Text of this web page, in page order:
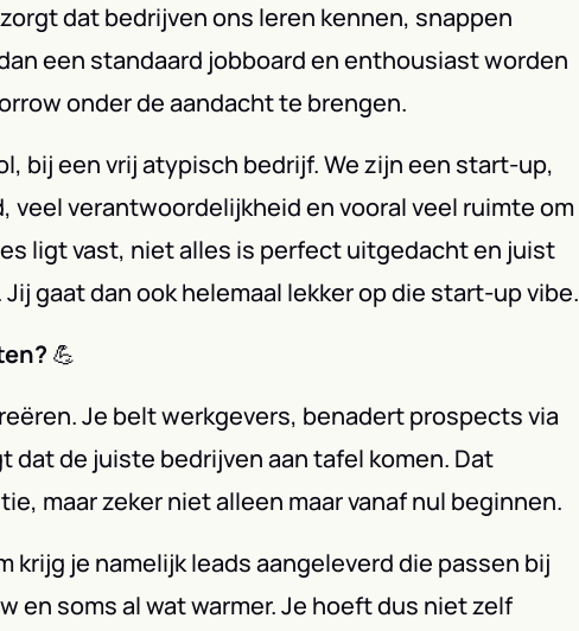
dat bedrijven ons leren kennen, snappen
een standaard jobboard en enthousiast worden
onder de aandacht te brengen.
bij een vrij atypisch bedrijf. We zijn een start-up,
veel verantwoordelijkheid en vooral veel ruimte om
ligt vast, niet alles is perfect uitgedacht en juist
gaat dan ook helemaal lekker op die start-up vibe.
💪
Je belt werkgevers, benadert prospects via
dat de juiste bedrijven aan tafel komen. Dat
maar zeker niet alleen maar vanaf nul beginnen.
krijg je namelijk leads aangeleverd die passen bij
en soms al wat warmer. Je hoeft dus niet zelf